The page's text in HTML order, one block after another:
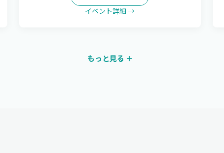
イベント詳細 →
もっと見る ＋